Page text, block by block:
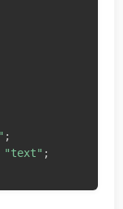
;
"text" ;